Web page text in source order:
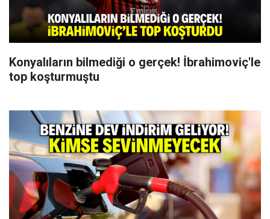
Konyalıların bilmediği o gerçek! İbrahimoviç'le
top koşturmuştu